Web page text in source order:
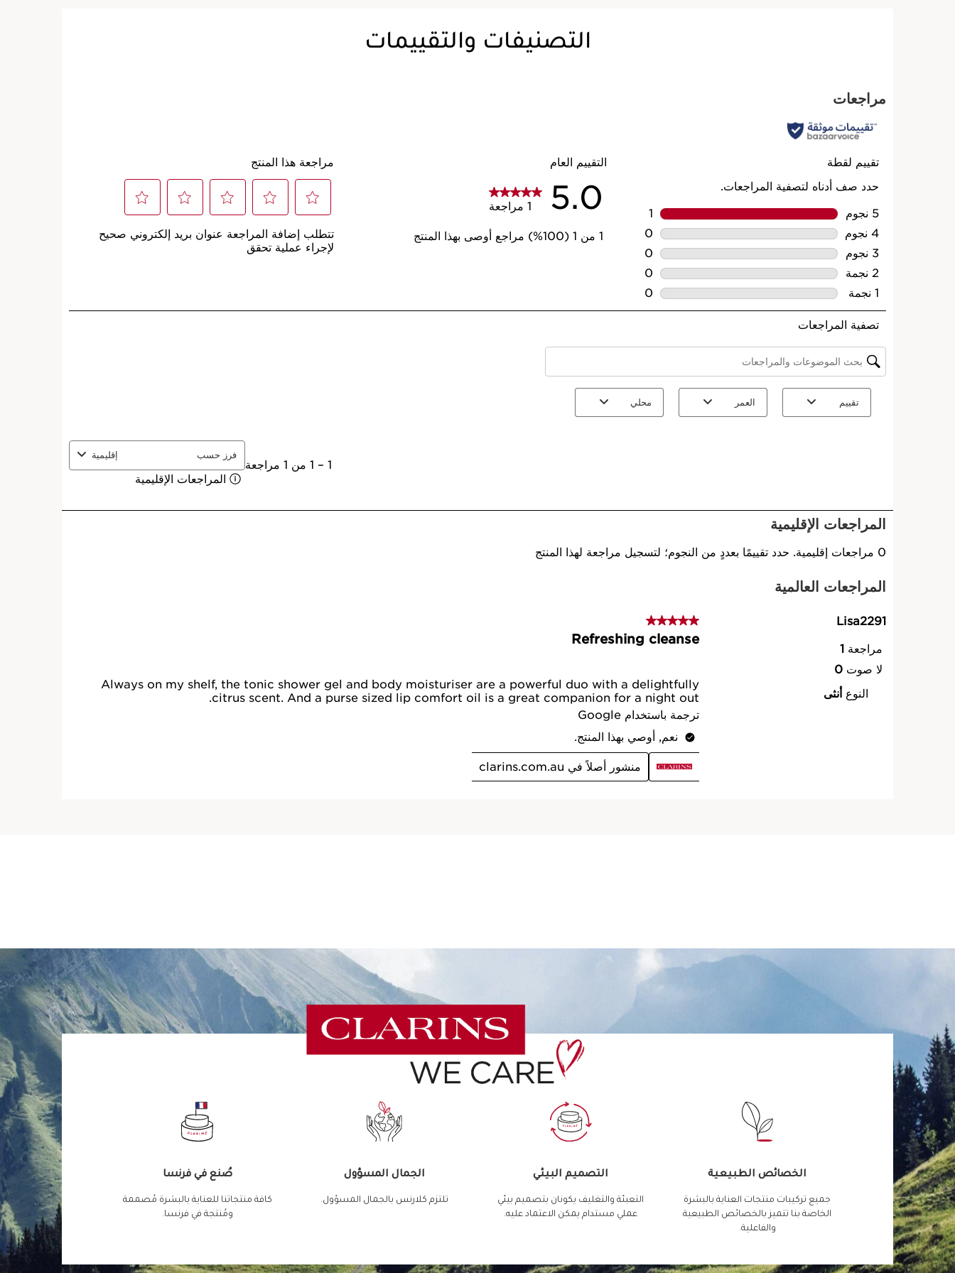
التصنيفات والتقييمات
الخصائص الطبيعية
جميع تركيبات منتجات العناية بالبشرة
الخاصة بنا تتميز بالخصائص الطبيعية
والفاعلية.
التصميم البيئي
التعبئة والتغليف يكونان بتصميم بيئي
عملي مستدام يمكن الاعتماد عليه.
الجمال المسؤول
تلتزم كلارنس بالجمال المسؤول.
صُنع في فرنسا
كافة منتجاتنا للعناية بالبشرة مُصممة
ومُنتجة في فرنسا.